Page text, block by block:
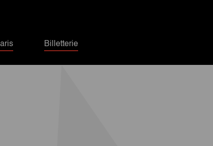
Billetterie